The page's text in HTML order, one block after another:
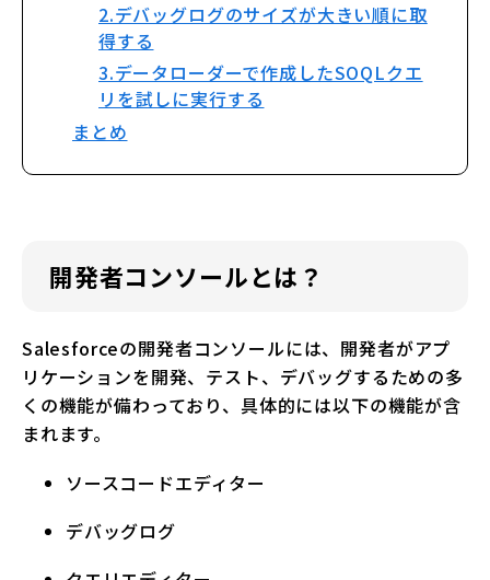
2.デバッグログのサイズが大きい順に取
得する
3.データローダーで作成したSOQLクエ
リを試しに実行する
まとめ
開発者コンソールとは？
Salesforceの開発者コンソールには、開発者がアプ
リケーションを開発、テスト、デバッグするための多
くの機能が備わっており、具体的には以下の機能が含
まれます。
ソースコードエディター
デバッグログ